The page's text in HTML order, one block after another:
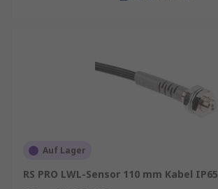
Auf Lager
RS PRO LWL-Sensor 110 mm Kabel IP65